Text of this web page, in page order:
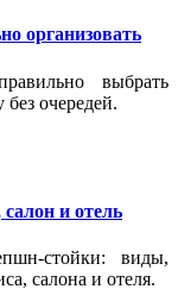
организовать
выбрать
очередей.
и отель
стойки: виды,
салона и отеля.